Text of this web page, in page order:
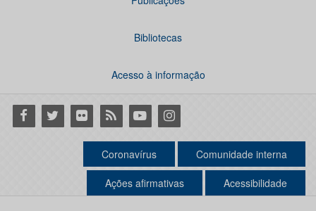
Bibliotecas
Acesso à informação
Facebook
Twitter Flickr RSS YoutubeInstagram
Coronavírus Comunidade interna
Ações afirmativas Acessibilidade